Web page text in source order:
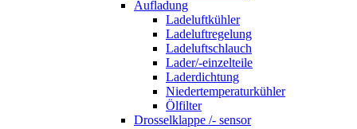
Aufladung
Ladeluftkühler
Ladeluftregelung
Ladeluftschlauch
Lader/-einzelteile
Laderdichtung
Niedertemperaturkühler
Ölfilter
Drosselklappe /- sensor